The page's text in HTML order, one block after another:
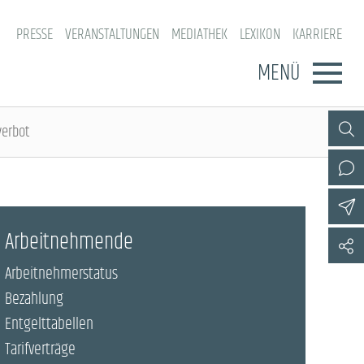
PRESSE VERANSTALTUNGEN MEDIATHEK LEXIKON KARRIERE
MENÜ
Arbeitnehmende
Arbeitnehmerstatus
Bezahlung
Entgelttabellen
Tarifverträge